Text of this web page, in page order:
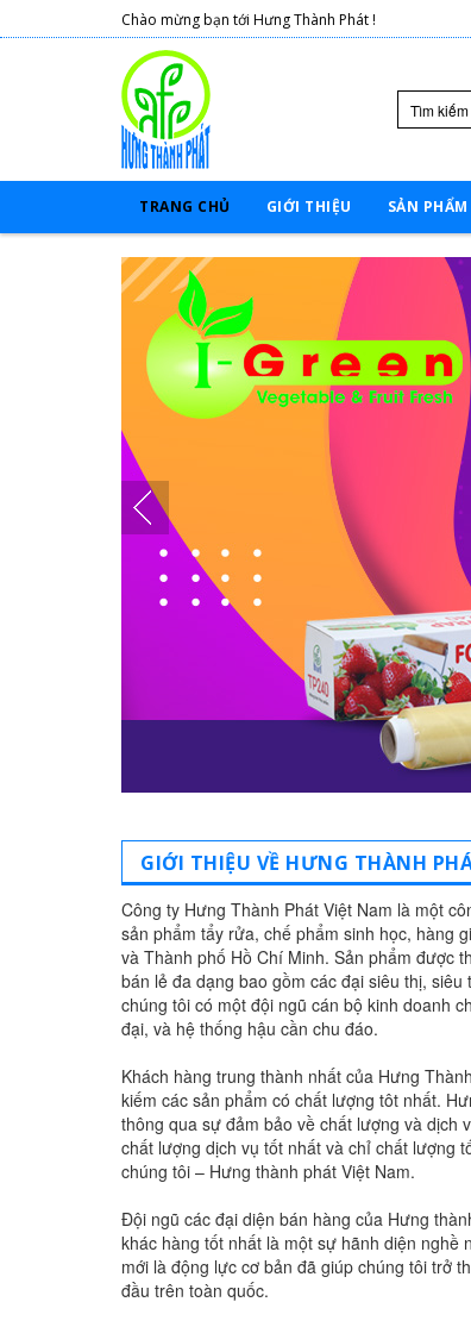
Chào mừng bạn tới Hưng Thành Phát !
TRANG CHỦ GIỚI THIỆU SẢN PHẨM
GIỚI THIỆU VỀ HƯNG THÀNH
Công ty Hưng Thành Phát Việt Nam là một
sản phẩm tẩy rửa, chế phẩm sinh học, hàng
và Thành phố Hồ Chí Minh. Sản phẩm được
bán lẻ đa dạng bao gồm các đại siêu thị,
chúng tôi có một đội ngũ cán bộ kinh doanh
đại, và hệ thống hậu cần chu đáo.
Khách hàng trung thành nhất của Hưng
kiếm các sản phẩm có chất lượng tôt nhất.
thông qua sự đảm bảo về chất lượng và dịch
chất lượng dịch vụ tốt nhất và chỉ chất lượng
chúng tôi – Hưng thành phát Việt Nam.
Đội ngũ các đại diện bán hàng của Hưng
khác hàng tốt nhất là một sự hãnh diện nghề
mới là động lực cơ bản đã giúp chúng tôi trở
đầu trên toàn quốc.